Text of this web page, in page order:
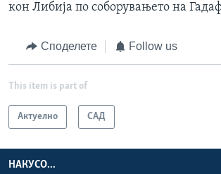
кон Либија по соборувањето на
Споделете Follow us
This item is part of
Актуелно САД
НАКУСО...